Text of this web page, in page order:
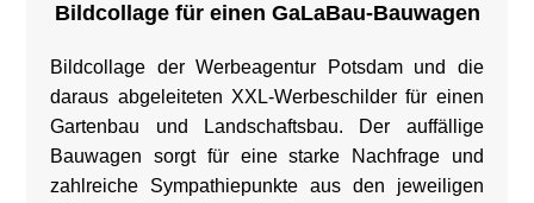
Bildcollage für einen GaLaBau-Bauwagen
Bildcollage der Werbeagentur Potsdam und die
daraus abgeleiteten XXL-Werbeschilder für einen
Gartenbau und Landschaftsbau. Der auffällige
Bauwagen sorgt für eine starke Nachfrage und
zahlreiche Sympathiepunkte aus den jeweiligen